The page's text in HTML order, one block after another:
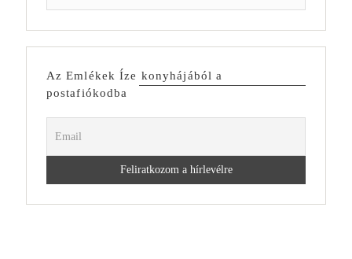
Az Emlékek Íze konyhájából a
postafiókodba